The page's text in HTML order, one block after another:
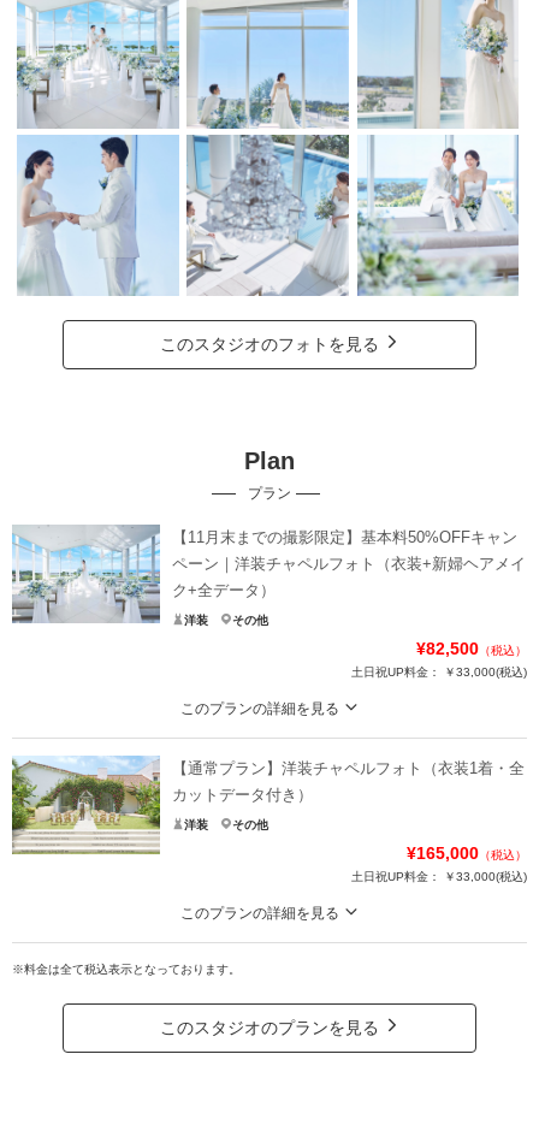
このスタジオのフォトを見る
Plan
プラン
【11月末までの撮影限定】基本料50%OFFキャン
ペーン｜洋装チャペルフォト（衣装+新婦ヘアメイ
ク+全データ）
洋装 その他
¥82,500 （税込）
土日祝UP料金：
￥33,000(税込)
このプランの詳細を見る
今なら基本料半額！生涯の思い出に残る記念日をお届けするチャペルフォト。
アレンジ自在の演出でおふたりらしく写真で叶える結婚式を。
通常価格：165,000円（税込）
＜含まれるもの＞
・新婦ヘアメイク
・ブーケ（造花・ブートニア）
・プラン内チャペル1ヶ所
【通常プラン】洋装チャペルフォト（衣装1着・全
カットデータ付き）
洋装 その他
¥165,000 （税込）
土日祝UP料金：
￥33,000(税込)
このプランの詳細を見る
写真で叶える結婚式。結婚式を行わなかったとしても これまで関わってくれた
大切な人へ。おふたりらしいフォトウエディングを。
＜含まれるもの＞
※料金は全て税込表示となっております。
このスタジオのプランを見る